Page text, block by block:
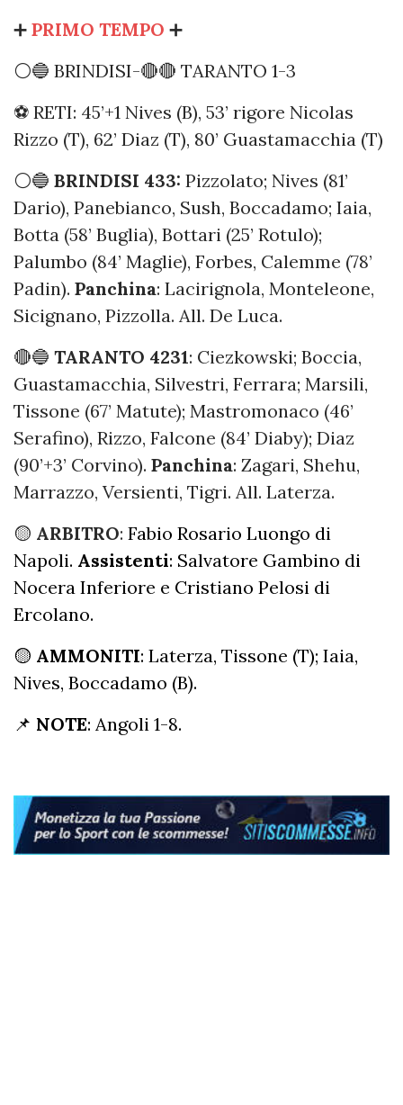
➕ PRIMO TEMPO ➕
⚪️🔵 BRINDISI-🔴🔴 TARANTO 1-3
⚽️ RETI: 45’+1 Nives (B), 53’ rigore Nicolas
Rizzo (T), 62’ Diaz (T), 80’ Guastamacchia (T)
⚪️🔵 BRINDISI 433: Pizzolato; Nives (81’
Dario), Panebianco, Sush, Boccadamo; Iaia,
Botta (58’ Buglia), Bottari (25’ Rotulo);
Palumbo (84’ Maglie), Forbes, Calemme (78’
Padin). Panchina: Lacirignola, Monteleone,
Sicignano, Pizzolla. All. De Luca.
🔴🔵 TARANTO 4231: Ciezkowski; Boccia,
Guastamacchia, Silvestri, Ferrara; Marsili,
Tissone (67’ Matute); Mastromonaco (46’
Serafino), Rizzo, Falcone (84’ Diaby); Diaz
(90’+3’ Corvino). Panchina: Zagari, Shehu,
Marrazzo, Versienti, Tigri. All. Laterza.
🟡 ARBITRO: Fabio Rosario Luongo di
Napoli. Assistenti: Salvatore Gambino di
Nocera Inferiore e Cristiano Pelosi di
Ercolano.
🟡 AMMONITI: Laterza, Tissone (T); Iaia,
Nives, Boccadamo (B).
📌 NOTE: Angoli 1-8.